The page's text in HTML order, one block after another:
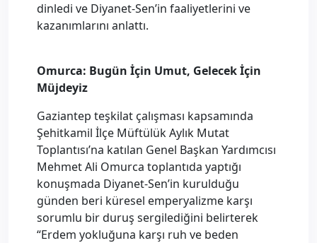
dinledi ve Diyanet-Sen’in faaliyetlerini ve
kazanımlarını anlattı.
Omurca: Bugün İçin Umut, Gelecek İçin
Müjdeyiz
Gaziantep teşkilat çalışması kapsamında
Şehitkamil İlçe Müftülük Aylık Mutat
Toplantısı’na katılan Genel Başkan Yardımcısı
Mehmet Ali Omurca toplantıda yaptığı
konuşmada Diyanet-Sen’in kurulduğu
günden beri küresel emperyalizme karşı
sorumlu bir duruş sergilediğini belirterek
“Erdem yokluğuna karşı ruh ve beden